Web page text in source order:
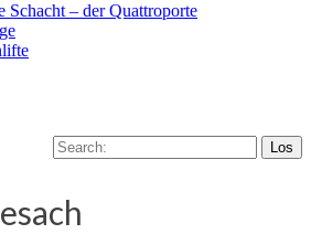
Schacht – der Quattroporte